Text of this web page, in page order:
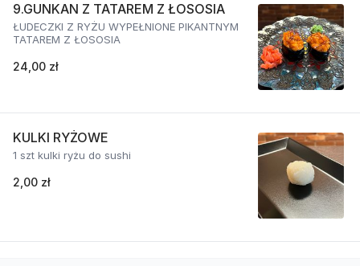
9.GUNKAN Z TATAREM Z ŁOSOSIA
ŁUDECZKI Z RYŻU WYPEŁNIONE PIKANTNYM
TATAREM Z ŁOSOSIA
24,00 zł
KULKI RYŻOWE
1 szt kulki ryżu do sushi
2,00 zł